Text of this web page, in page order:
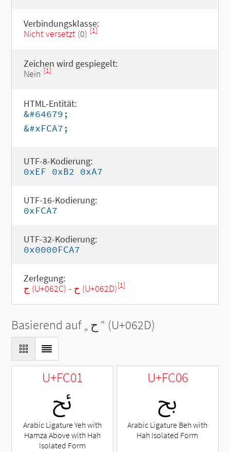
Verbindungsklasse:
Nicht versetzt(0) [1]
Zeichen wird gespiegelt:
Nein [1]
HTML-Entität:
&#64679;
&#xFCA7;
UTF-8-Kodierung:
0xEF 0xB2 0xA7
UTF-16-Kodierung:
0xFCA7
UTF-32-Kodierung:
0x0000FCA7
Zerlegung:
ج (U+062C) - ح (U+062D)[1]
Basierend auf „ح “ (U+062D)
U+FC01
ﰁ
Arabic Ligature Yeh with
Hamza Above with Hah
Isolated Form
U+FC06
ﰆ
Arabic Ligature Beh with
Hah Isolated Form